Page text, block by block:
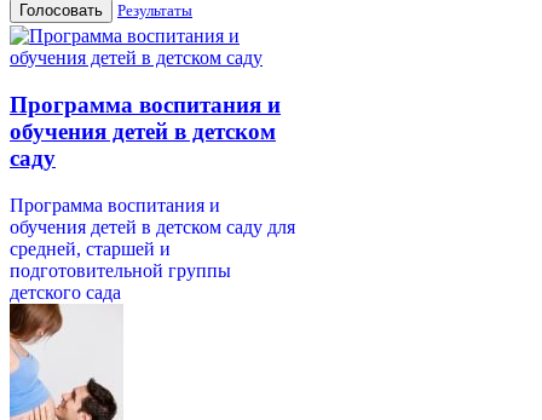
Результаты
Программа воспитания и
обучения детей в детском
саду
Программа воспитания и
обучения детей в детском саду для
средней, старшей и
подготовительной группы
детского сада